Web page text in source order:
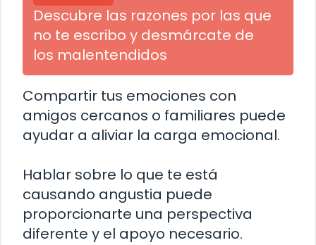
Descubre las razones por las que
no te escribo y desmárcate de
los malentendidos
Compartir tus emociones con
amigos cercanos o familiares puede
ayudar a aliviar la carga emocional.
Hablar sobre lo que te está
causando angustia puede
proporcionarte una perspectiva
diferente y el apoyo necesario.